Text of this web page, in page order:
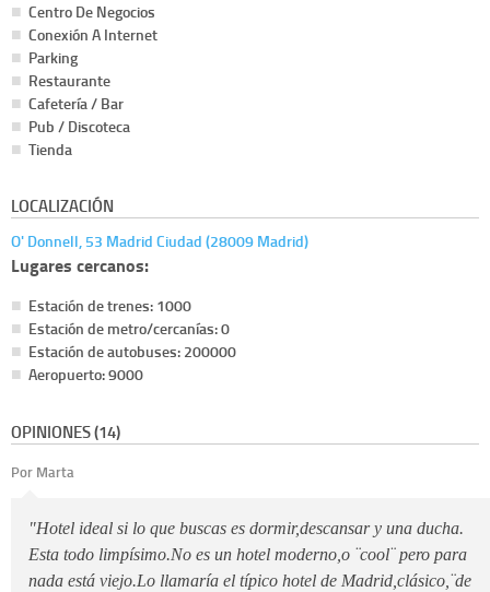
Centro De Negocios
Conexión A Internet
Parking
Restaurante
Cafetería / Bar
Pub / Discoteca
Tienda
LOCALIZACIÓN
O' Donnell, 53 Madrid Ciudad (28009 Madrid)
Lugares cercanos:
Estación de trenes: 1000
Estación de metro/cercanías: 0
Estación de autobuses: 200000
Aeropuerto: 9000
OPINIONES (14)
Por Marta
"Hotel ideal si lo que buscas es dormir,descansar y una ducha.
Esta todo limpísimo.No es un hotel moderno,o ¨cool¨ pero para
nada está viejo.Lo llamaría el típico hotel de Madrid,clásico,¨de